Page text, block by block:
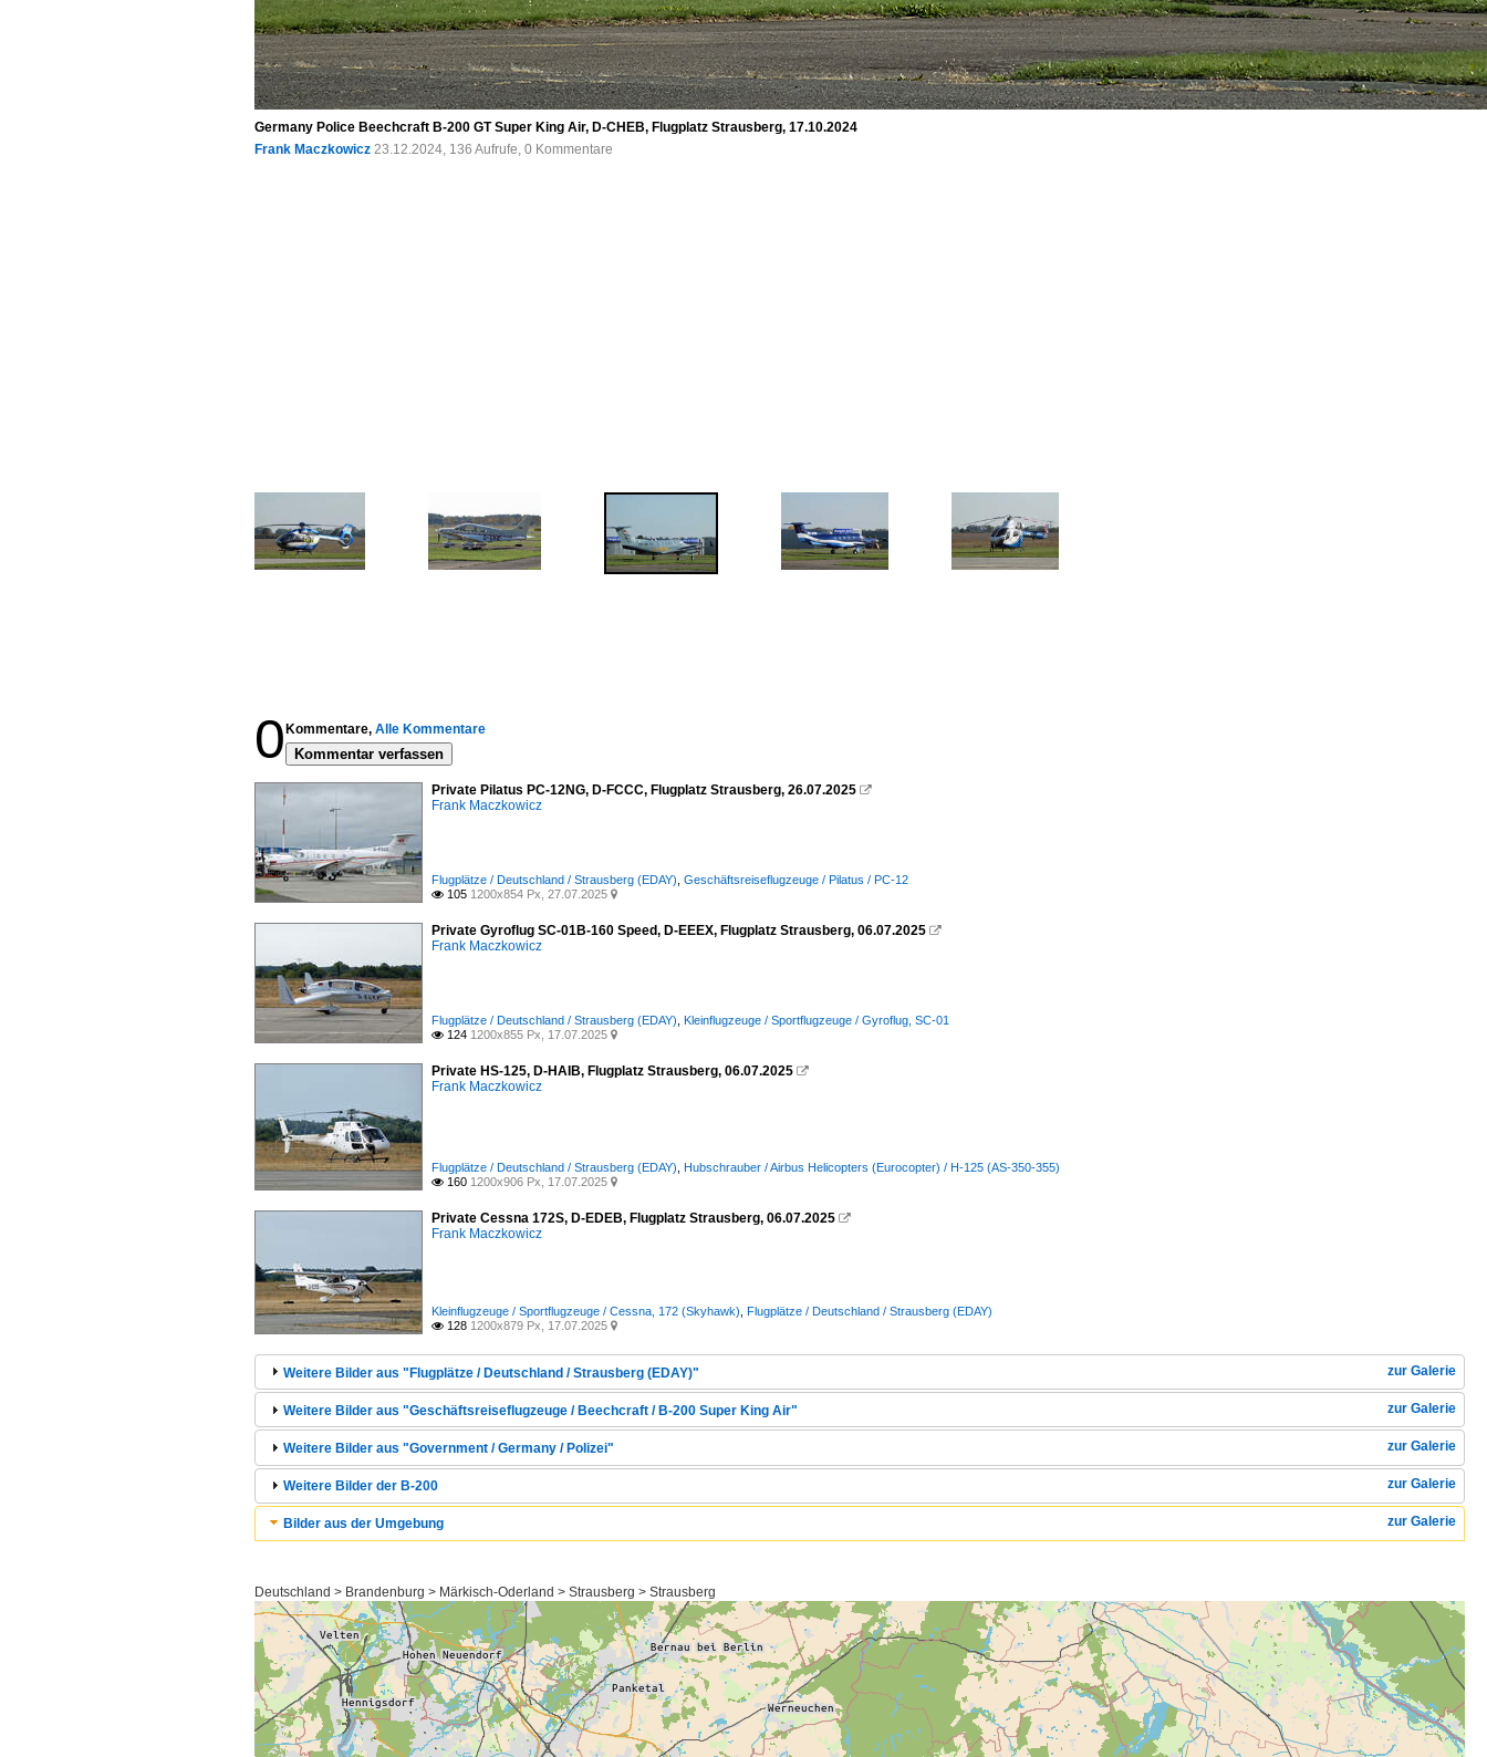
Germany Police Beechcraft B-200 GT Super King Air, D-CHEB, Flugplatz Strausberg, 17.10.2024
Frank Maczkowicz 23.12.2024, 136 Aufrufe, 0 Kommentare
0 Kommentare, Alle Kommentare
Kommentar verfassen
Private Pilatus PC-12NG, D-FCCC, Flugplatz Strausberg, 26.07.2025 
Frank Maczkowicz
Flugplätze / Deutschland / Strausberg (EDAY) Geschäftsreiseflugzeuge / Pilatus / PC-12
 105 1200x854 Px, 27.07.2025 
Private Gyroflug SC-01B-160 Speed, D-EEEX, Flugplatz Strausberg, 06.07.2025 
Frank Maczkowicz
Flugplätze / Deutschland / Strausberg (EDAY) Kleinflugzeuge / Sportflugzeuge / Gyroflug, SC-01
 124 1200x855 Px, 17.07.2025 
Private HS-125, D-HAIB, Flugplatz Strausberg, 06.07.2025 
Frank Maczkowicz
Flugplätze / Deutschland / Strausberg (EDAY) Hubschrauber / Airbus Helicopters (Eurocopter) / H-125 (AS-350-355)
 160 1200x906 Px, 17.07.2025 
Private Cessna 172S, D-EDEB, Flugplatz Strausberg, 06.07.2025 
Frank Maczkowicz
Kleinflugzeuge / Sportflugzeuge / Cessna, 172 (Skyhawk) Flugplätze / Deutschland / Strausberg (EDAY)
 128 1200x879 Px, 17.07.2025 
zur Galerie
Weitere Bilder aus "Flugplätze / Deutschland / Strausberg (EDAY)"
zur Galerie
Weitere Bilder aus "Geschäftsreiseflugzeuge / Beechcraft / B-200 Super King Air"
zur Galerie
Weitere Bilder aus "Government / Germany / Polizei"
zur Galerie
Weitere Bilder der B-200
zur Galerie
Bilder aus der Umgebung
Deutschland > Brandenburg > Märkisch-Oderland > Strausberg > Strausberg